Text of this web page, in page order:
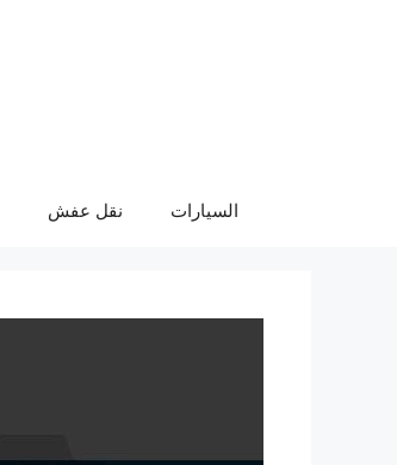
السيارات نقل عفش